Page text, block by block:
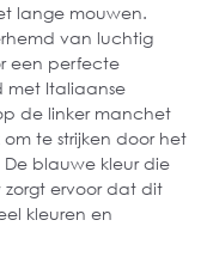
lange mouwen.
van luchtig
een perfecte
met Italiaanse
de linker manchet
te strijken door het
blauwe kleur die
ervoor dat dit
kleuren en